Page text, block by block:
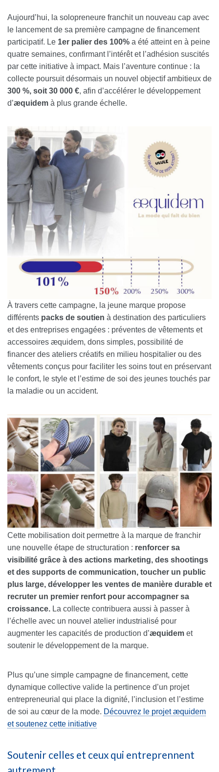
Aujourd’hui, la solopreneure franchit un nouveau cap avec
le lancement de sa première campagne de financement
participatif. Le 1er palier des 100% a été atteint en à peine
quatre semaines, confirmant l’intérêt et l’adhésion suscités
par cette initiative à impact. Mais l’aventure continue : la
collecte poursuit désormais un nouvel objectif ambitieux de
300 %, soit 30 000 €, afin d’accélérer le développement
d’æquidem à plus grande échelle.
À travers cette campagne, la jeune marque propose
différents packs de soutien à destination des particuliers
et des entreprises engagées : préventes de vêtements et
accessoires æquidem, dons simples, possibilité de
financer des ateliers créatifs en milieu hospitalier ou des
vêtements conçus pour faciliter les soins tout en préservant
le confort, le style et l’estime de soi des jeunes touchés par
la maladie ou un accident.
Cette mobilisation doit permettre à la marque de franchir
une nouvelle étape de structuration : renforcer sa
visibilité grâce à des actions marketing, des shootings
et des supports de communication, toucher un public
plus large, développer les ventes de manière durable et
recruter un premier renfort pour accompagner sa
croissance. La collecte contribuera aussi à passer à
l’échelle avec un nouvel atelier industrialisé pour
augmenter les capacités de production d’æquidem et
soutenir le développement de la marque.
Plus qu’une simple campagne de financement, cette
dynamique collective valide la pertinence d’un projet
entrepreneurial qui place la dignité, l’inclusion et l’estime
de soi au cœur de la mode. Découvrez le projet æquidem
et soutenez cette initiative
Soutenir celles et ceux qui entreprennent